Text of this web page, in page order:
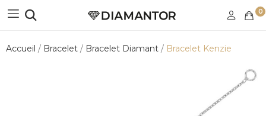
0
Accueil Bracelet Bracelet Diamant Bracelet Kenzie